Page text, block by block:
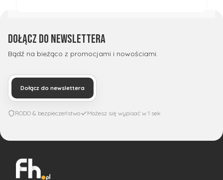
Dołącz do newslettera
Bądź na bieżąco z promocjami i nowościami.
Dołącz do newslettera
RODO & bezpieczeństwo Możesz się wypisać w 1 sek